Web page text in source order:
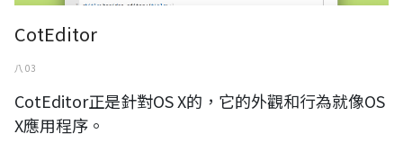
CotEditor
八 03
CotEditor正是針對OS X的，它的外觀和行為就像OS
X應用程序。